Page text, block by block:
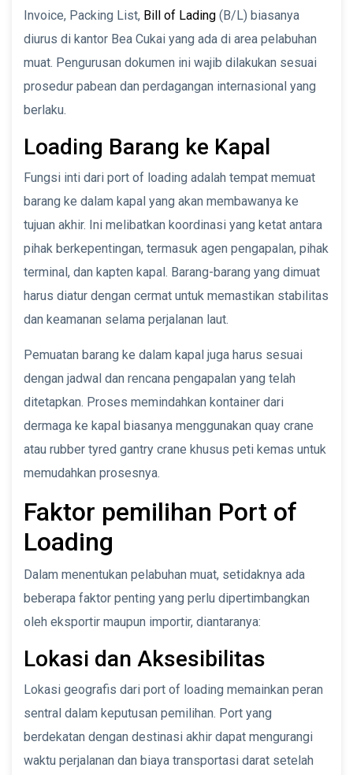
Invoice, Packing List, Bill of Lading (B/L) biasanya
diurus di kantor Bea Cukai yang ada di area pelabuhan
muat. Pengurusan dokumen ini wajib dilakukan sesuai
prosedur pabean dan perdagangan internasional yang
berlaku.
Loading Barang ke Kapal
Fungsi inti dari port of loading adalah tempat memuat
barang ke dalam kapal yang akan membawanya ke
tujuan akhir. Ini melibatkan koordinasi yang ketat antara
pihak berkepentingan, termasuk agen pengapalan, pihak
terminal, dan kapten kapal. Barang-barang yang dimuat
harus diatur dengan cermat untuk memastikan stabilitas
dan keamanan selama perjalanan laut.
Pemuatan barang ke dalam kapal juga harus sesuai
dengan jadwal dan rencana pengapalan yang telah
ditetapkan. Proses memindahkan kontainer dari
dermaga ke kapal biasanya menggunakan quay crane
atau rubber tyred gantry crane khusus peti kemas untuk
memudahkan prosesnya.
Faktor pemilihan Port of
Loading
Dalam menentukan pelabuhan muat, setidaknya ada
beberapa faktor penting yang perlu dipertimbangkan
oleh eksportir maupun importir, diantaranya:
Lokasi dan Aksesibilitas
Lokasi geografis dari port of loading memainkan peran
sentral dalam keputusan pemilihan. Port yang
berdekatan dengan destinasi akhir dapat mengurangi
waktu perjalanan dan biaya transportasi darat setelah